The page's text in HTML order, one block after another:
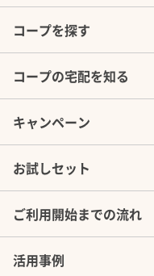
安全と安心を大
します
役立てています。
コープを探す
コープの宅配を知る
キャンペーン
お試しセット
ご利用開始までの流れ
活用事例